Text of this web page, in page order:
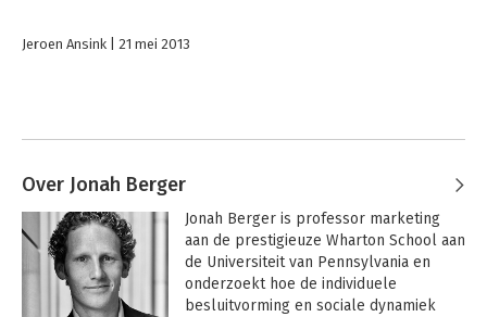
Jeroen Ansink 21 mei 2013
Over Jonah Berger
Jonah Berger is professor marketing
aan de prestigieuze Wharton School aan
de Universiteit van Pennsylvania en
onderzoekt hoe de individuele
besluitvorming en sociale dynamiek